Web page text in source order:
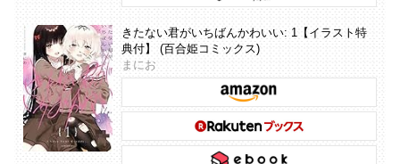
きたない君がいちばんかわいい: 1【イラスト特
典付】 (百合姫コミックス)
まにお